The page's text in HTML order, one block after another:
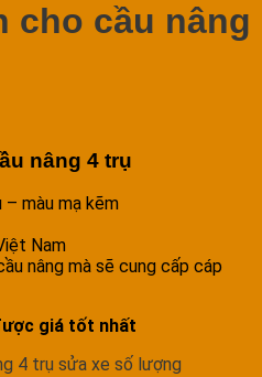
cho cầu nâng
nâng 4 trụ
– màu mạ kẽm
Nam
nâng mà sẽ cung cấp cáp
giá tốt nhất
4 trụ sửa xe số lượng